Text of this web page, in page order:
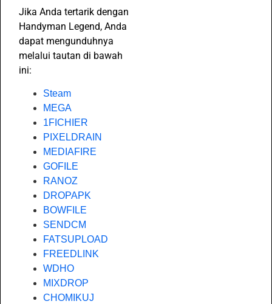
Jika Anda tertarik dengan
Handyman Legend, Anda
dapat mengunduhnya
melalui tautan di bawah
ini:
Steam
MEGA
1FICHIER
PIXELDRAIN
MEDIAFIRE
GOFILE
RANOZ
DROPAPK
BOWFILE
SENDCM
FATSUPLOAD
FREEDLINK
WDHO
MIXDROP
CHOMIKUJ